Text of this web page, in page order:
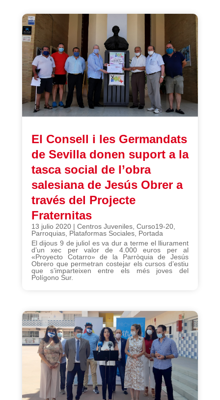
El Consell i les Germandats
de Sevilla donen suport a la
tasca social de l’obra
salesiana de Jesús Obrer a
través del Projecte
Fraternitas
13 julio 2020| Centros Juveniles, Curso19-20,
Parroquias, Plataformas Sociales, Portada
El dijous 9 de juliol es va dur a terme el lliurament
d’un xec per valor de 4.000 euros per al
«Proyecto Cotarro» de la Parròquia de Jesús
Obrero que permetran costejar els cursos d’estiu
que s’imparteixen entre els més joves del
Polígono Sur.